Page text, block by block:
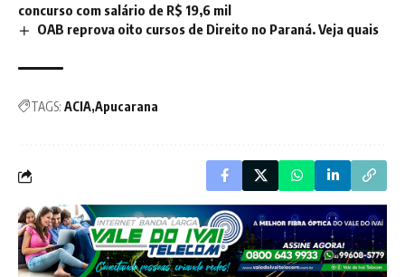
concurso com salário de R$ 19,6 mil
OAB reprova oito cursos de Direito no Paraná. Veja quais
TAGS: ACIA Apucarana